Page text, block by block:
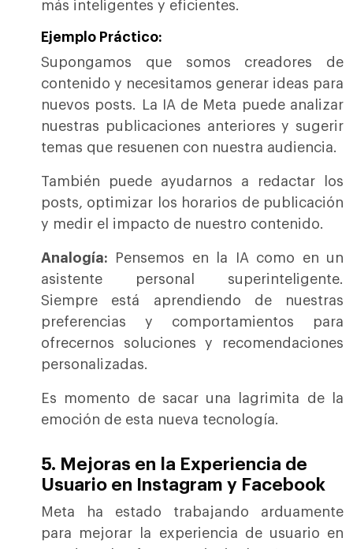
más inteligentes y eficientes.
Ejemplo Práctico:
Supongamos que somos creadores de
contenido y necesitamos generar ideas para
nuevos posts. La IA de Meta puede analizar
nuestras publicaciones anteriores y sugerir
temas que resuenen con nuestra audiencia.
También puede ayudarnos a redactar los
posts, optimizar los horarios de publicación
y medir el impacto de nuestro contenido.
Analogía: Pensemos en la IA como en un
asistente personal superinteligente.
Siempre está aprendiendo de nuestras
preferencias y comportamientos para
ofrecernos soluciones y recomendaciones
personalizadas.
Es momento de sacar una lagrimita de la
emoción de esta nueva tecnología.
5. Mejoras en la Experiencia de
Usuario en Instagram y Facebook
Meta ha estado trabajando arduamente
para mejorar la experiencia de usuario en